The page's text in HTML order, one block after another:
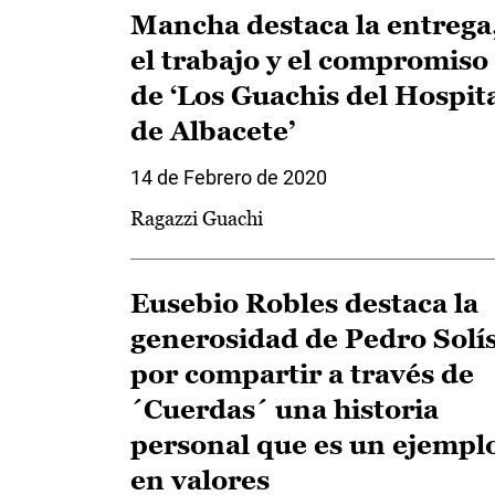
Mancha destaca la
el trabajo y el compromiso
de ‘Los Guachis del
de Albacete’
14 de Febrero de 2020
Ragazzi Guachi
Eusebio Robles destaca la
generosidad de Pedro
por compartir a través de
´Cuerdas´ una historia
personal que es un
en valores